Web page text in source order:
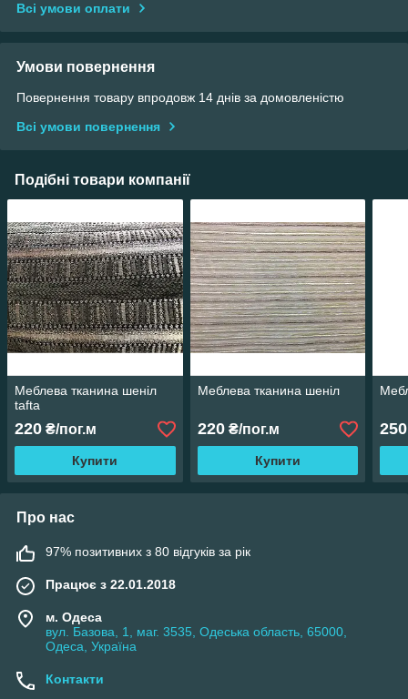
Всі умови оплати
Умови повернення
Повернення товару впродовж 14 днів за домовленістю
Всі умови повернення
Подібні товари компанії
Меблева тканина шеніл
tafta
220 ₴/пог.м
Купити
Меблева тканина шеніл
220₴/пог.м
Купити
250
Про нас
97% позитивних з 80 відгуків за рік
Працює з 22.01.2018
м. Одеса
вул. Базова, 1, маг. 3535, Одеська область, 65000,
Одеса, Україна
Контакти